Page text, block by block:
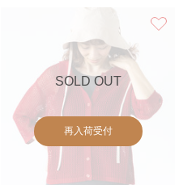
SOLD OUT
再入荷受付